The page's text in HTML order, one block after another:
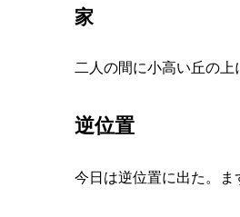
家
二人の間に小高い丘の
逆位置
今日は逆位置に出た。ま